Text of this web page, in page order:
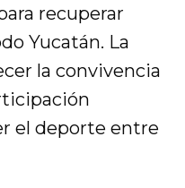
recuperar
Yucatán. La
la convivencia
el deporte entre